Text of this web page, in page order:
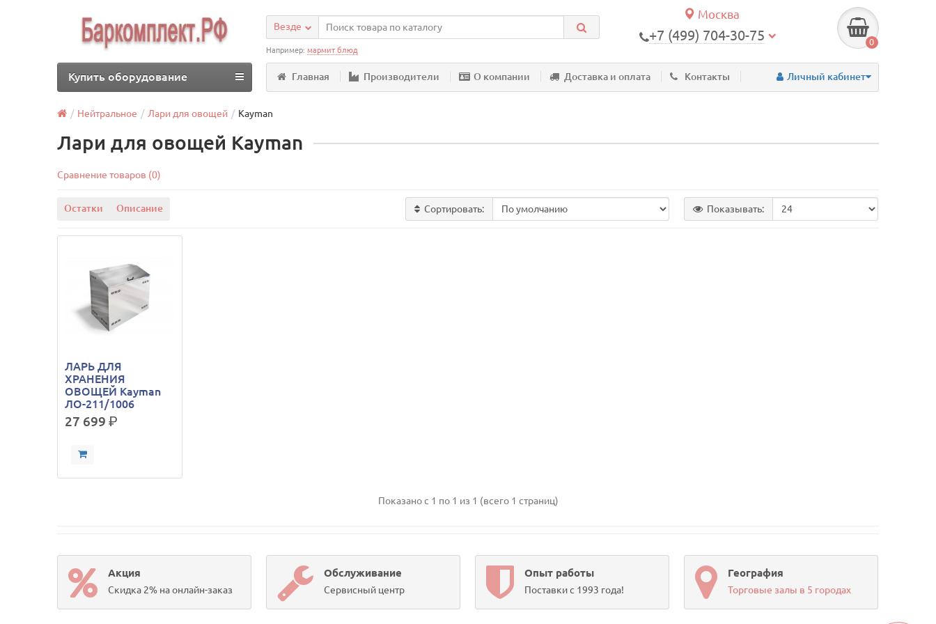
Москва
+7 (499) 704-30-75 0
Везде
Например:мармит блюд
Главная Производители О компании Доставка и оплата Контакты Личный кабинет
Купить оборудование
Нейтральное Лари для овощей Kayman
Лари для овощей Kayman
Сравнение товаров (0)
Остатки Описание Сортировать: Показывать:
ЛАРЬ ДЛЯ
ХРАНЕНИЯ
ОВОЩЕЙ Kayman
ЛО-211/1006
27 699р.
Показано с 1 по 1 из 1 (всего 1 страниц)
Акция
Скидка 2% на онлайн-заказ
Обслуживание
Сервисный центр
Опыт работы
Поставки с 1993 года!
География
Торговые залы в 5 городах